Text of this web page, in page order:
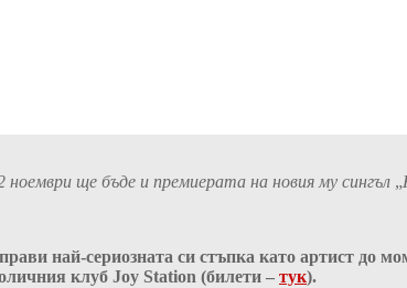
ноември ще бъде и премиерата на новия му сингъл „
прави най-сериозната си стъпка като артист до
клуб Joy Station (билети – тук).